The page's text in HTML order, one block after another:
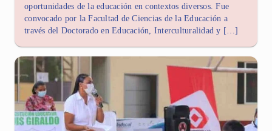
oportunidades de la educación en contextos diversos. Fue
convocado por la Facultad de Ciencias de la Educación a
través del Doctorado en Educación, Interculturalidad y […]